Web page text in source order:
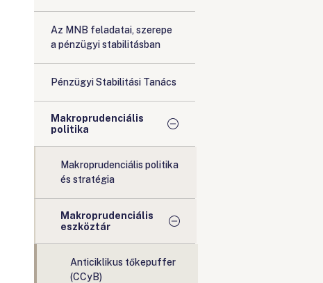
Az MNB feladatai, szerepe
a pénzügyi stabilitásban
Pénzügyi Stabilitási Tanács
Makroprudenciális
politika
Makroprudenciális politika
és stratégia
Makroprudenciális
eszköztár
Anticiklikus tőkepuffer
(CCyB)